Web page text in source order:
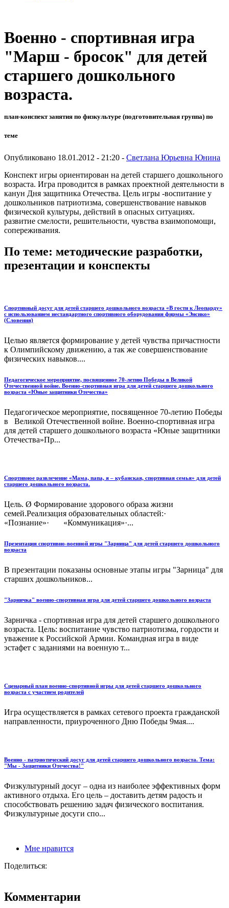
Военно - спортивная игра
"Марш - бросок" для детей
старшего дошкольного
возраста.
план-конспект занятия по физкультуре (подготовительная группа) по
теме
Опубликовано 18.01.2012 - 21:20 - Светлана Юрьевна Юнина
Конспект игры ориентирован на детей старшего дошкольного
возраста. Игра проводится в рамках проектной деятельности в
канун Дня защитника Отечества. Цель игры -воспитание у
дошкольников патриотизма, совершенствование навыков
физической культуры, действий в опасных ситуациях.
развитие смелости, решительности, чувства взаимопомощи,
сопереживания.
По теме: методические разработки,
презентации и конспекты
Спортивный досуг для детей старшего дошкольного возраста «В гости к Леопарду»
с использованием нестандартного спортивного оборудования фирмы «Энсико»
(Словения)
Целью является формирование у детей чувства причастности
к Олимпийскому движению, а так же совершенствование
физических навыков....
Педагогическое мероприятие, посвященное 70-летию Победы в Великой
Отечественной войне. Военно-спортивная игра для детей старшего дошкольного
возраста «Юные защитники Отечества»
Педагогическое мероприятие, посвященное 70-летию Победы
в Великой Отечественной войне. Военно-спортивная игра
для детей старшего дошкольного возраста «Юные защитники
Отечества»Пр...
Спортивное развлечение «Мама, папа, я – кубанская, спортивная семья» для детей
старшего дошкольного возраста.
Цель. Ø Формирование здорового образа жизни
семей.Реализация образовательных областей:·
«Познание»· «Коммуникация»·...
Презентация спортивно-военной игры "Зарница" для детей старшего дошкольного
возраста
В презентации показаны основные этапы игры "Зарница" для
старших дошкольников...
"Зарничка" военно-спортивная игра для детей старшего дошкольного возраста
Зарничка - спортивная игра для детей старшего дошкольного
возраста. Цель: воспитание чувство патриотизма, гордости и
уважение к Российской Армии. Командная игра в виде
эстафет с заданиями на военную т...
Сценарный план военно-спортивной игры для детей старшего дошкольного
возраста с участием родителей
Игра осуществляется в рамках сетевого проекта гражданской
направленности, приуроченного Дню Победы 9мая....
Военно - патриотический досуг для детей старшего дошкольного возраста. Тема:
"Мы - Защитники Отечества!"
Физкультурный досуг – одна из наиболее эффективных форм
активного отдыха. Его цель – доставить детям радость и
способствовать решению задач физического воспитания.
Физкультурные досуги спо...
Мне нравится
Поделиться:
Комментарии